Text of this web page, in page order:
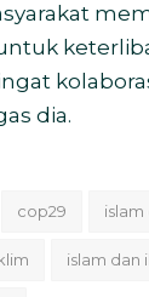
dia.
cop29 islam
islam dan